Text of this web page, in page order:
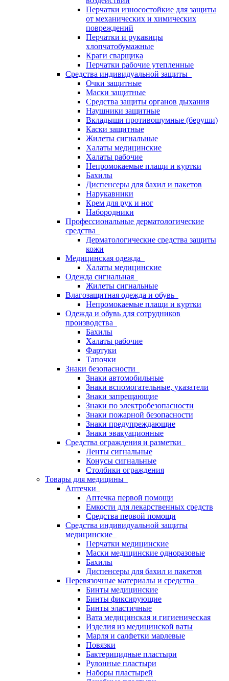
Перчатки износостойкие для защиты
от механических и химических
повреждений
Перчатки и рукавицы
хлопчатобумажные
Краги сварщика
Перчатки рабочие утепленные
Средства индивидуальной защиты
Очки защитные
Маски защитные
Средства защиты органов дыхания
Наушники защитные
Вкладыши противошумные (беруши)
Каски защитные
Жилеты сигнальные
Халаты медицинские
Халаты рабочие
Непромокаемые плащи и куртки
Бахилы
Диспенсеры для бахил и пакетов
Нарукавники
Крем для рук и ног
Набородники
Профессиональные дерматологические
средства
Дерматологические средства защиты
кожи
Медицинская одежда
Халаты медицинские
Одежда сигнальная
Жилеты сигнальные
Влагозащитная одежда и обувь
Непромокаемые плащи и куртки
Одежда и обувь для сотрудников
производства
Бахилы
Халаты рабочие
Фартуки
Тапочки
Знаки безопасности
Знаки автомобильные
Знаки вспомогательные, указатели
Знаки запрещающие
Знаки по электробезопасности
Знаки пожарной безопасности
Знаки предупреждающие
Знаки эвакуационные
Средства ограждения и разметки
Ленты сигнальные
Конусы сигнальные
Столбики ограждения
Товары для медицины
Аптечки
Аптечка первой помощи
Емкости для лекарственных средств
Средства первой помощи
Средства индивидуальной защиты
медицинские
Перчатки медицинские
Маски медицинские одноразовые
Бахилы
Диспенсеры для бахил и пакетов
Перевязочные материалы и средства
Бинты медицинские
Бинты фиксирующие
Бинты эластичные
Вата медицинская и гигиеническая
Изделия из медицинской ваты
Марля и салфетки марлевые
Повязки
Бактерицидные пластыри
Рулонные пластыри
Наборы пластырей